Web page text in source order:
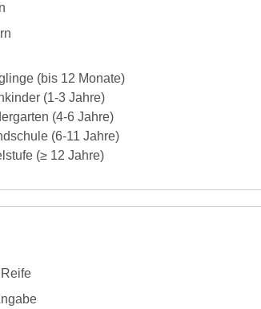
(bis 12 Monate)
(1-3 Jahre)
(4-6 Jahre)
(6-11 Jahre)
(≥ 12 Jahre)